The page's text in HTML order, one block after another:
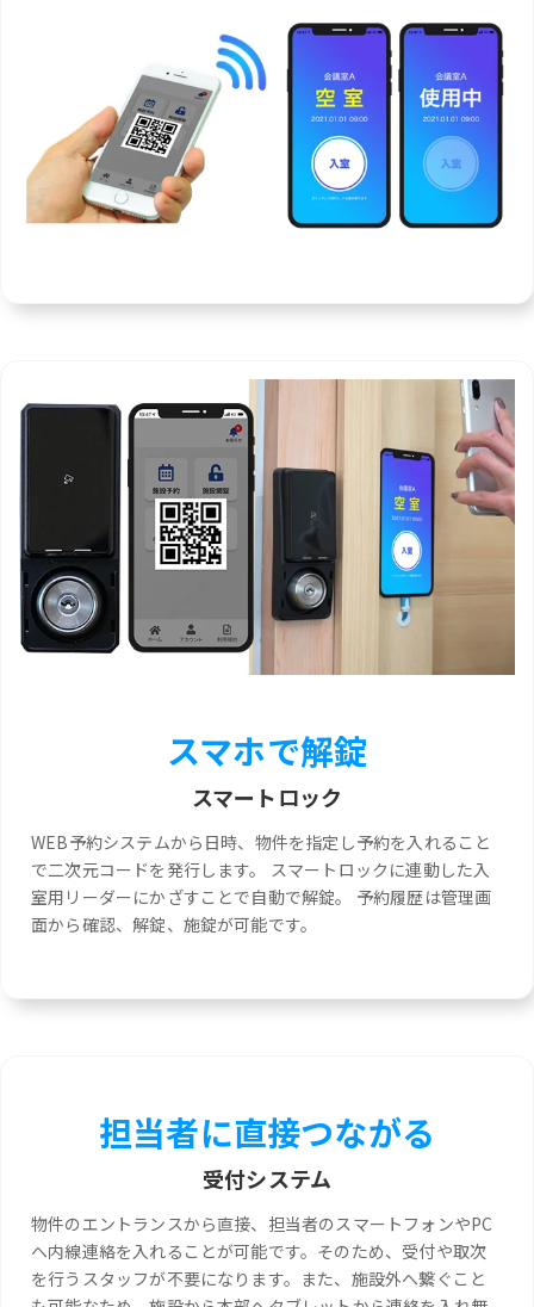
スマホで解錠
スマートロック
WEB予約システムから日時、物件を指定し予約を入れること
で二次元コードを発行します。 スマートロックに連動した入
室用リーダーにかざすことで自動で解錠。 予約履歴は管理画
面から確認、解錠、施錠が可能です。
担当者に直接つながる
受付システム
物件のエントランスから直接、担当者のスマートフォンやPC
へ内線連絡を入れることが可能です。そのため、受付や取次
を行うスタッフが不要になります。また、施設外へ繋ぐこと